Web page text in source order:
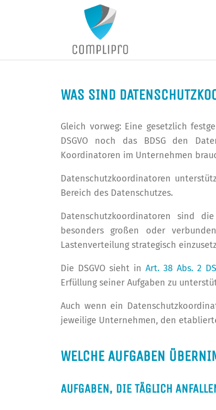
WAS SIND
Gleich vorweg: Eine gesetzlich
DSGVO noch das BDSG den
Koordinatoren im Unternehmen
Datenschutzkoordinatoren
Bereich des Datenschutzes.
Datenschutzkoordinatoren sind
besonders großen oder
Lastenverteilung strategisch
Die DSGVO sieht inArt. 38 Abs. 2
Erfüllung seiner Aufgaben zu
Auch wenn ein
jeweilige Unternehmen, den
WELCHE AUFGABEN
AUFGABEN, DIE TÄGLICH